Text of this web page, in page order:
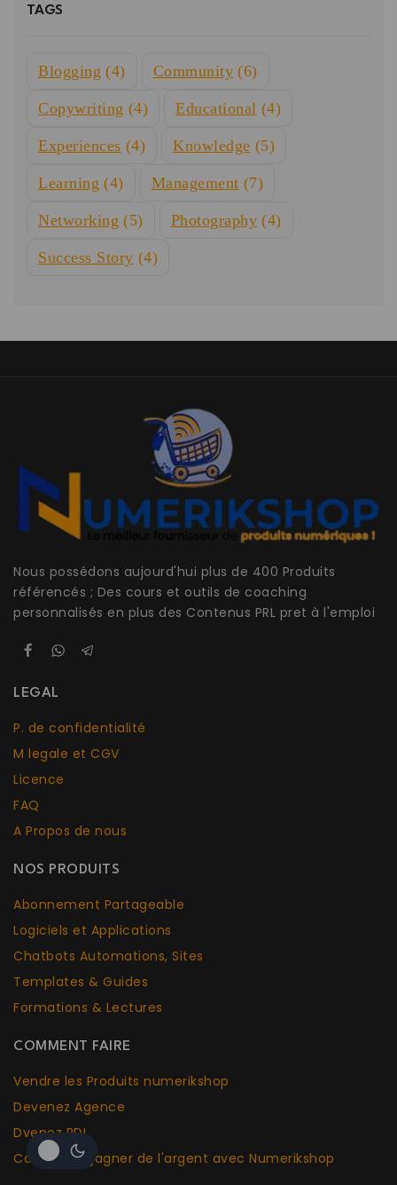
TAGS
Blogging (4) Community (6)
Copywriting (4) Educational (4)
Experiences (4) Knowledge (5)
Learning (4) Management (7)
Networking (5) Photography (4)
Success Story (4)
Nous possédons aujourd'hui plus de 400 Produits
référencés ; Des cours et outils de coaching
personnalisés en plus des Contenus PRL pret à l'emploi
LEGAL
P. de confidentialité
M legale et CGV
Licence
FAQ
A Propos de nous
NOS PRODUITS
Abonnement Partageable
Logiciels et Applications
Chatbots Automations, Sites
Templates & Guides
Formations & Lectures
COMMENT FAIRE
Vendre les Produits numerikshop
Devenez Agence
Dvenez PDI
Comment gagner de l'argent avec Numerikshop